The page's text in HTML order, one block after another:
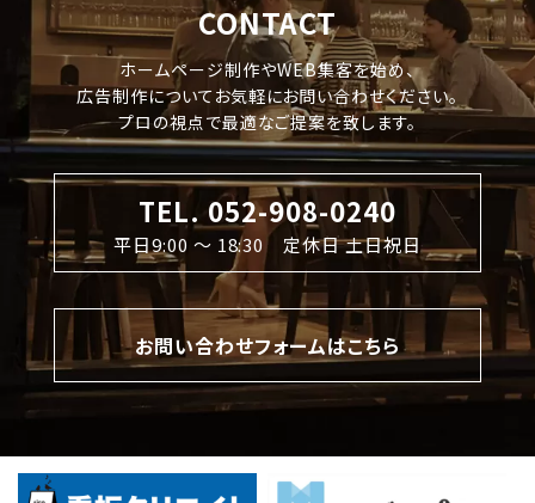
CONTACT
ホームページ制作やWEB集客を始め、
広告制作についてお気軽にお問い合わせください。
プロの視点で最適なご提案を致します。
TEL. 052-908-0240
平日9:00 〜 18:30 定休日 土日祝日
お問い合わせフォームはこちら